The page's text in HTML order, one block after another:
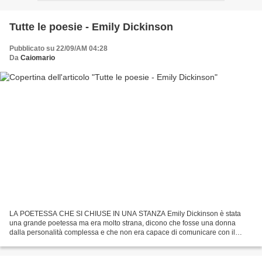
Tutte le poesie - Emily Dickinson
Pubblicato su 22/09/AM 04:28
Da Caiomario
LA POETESSA CHE SI CHIUSE IN UNA STANZA Emily Dickinson è stata
una grande poetessa ma era molto strana, dicono che fosse una donna
dalla personalità complessa e che non era capace di comunicare con il